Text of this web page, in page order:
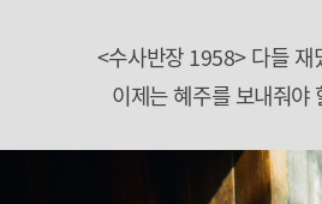
<수사반장 1958> 다들 재
이제는 혜주를 보내줘야